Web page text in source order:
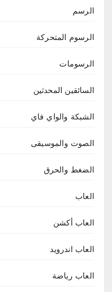
الرسم
الرسوم المتحركة
الرسومات
السائقين المحدثين
الشبكة والواي فاي
الصوت والموسيقى
الضغط والحرق
العاب
العاب أكشن
العاب اندرويد
العاب رياضة